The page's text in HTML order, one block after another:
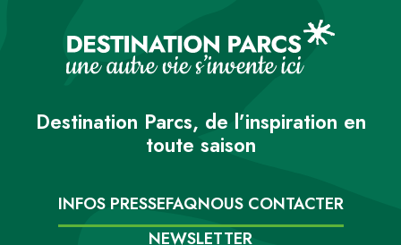
Destination Parcs, de l’inspiration en
toute saison
INFOS PRESSEFAQNOUS CONTACTER
NEWSLETTER